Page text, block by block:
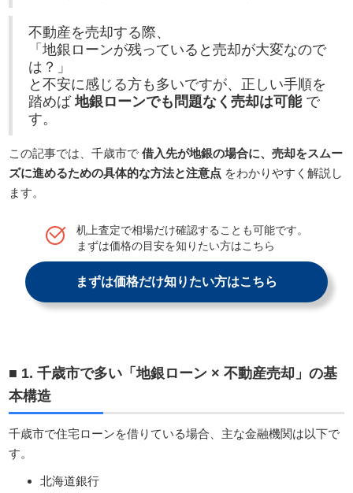
不動産を売却する際、
「地銀ローンが残っていると売却が大変なので
は？」
と不安に感じる方も多いですが、正しい手順を
踏めば地銀ローンでも問題なく売却は可能で
す。
この記事では、千歳市で借入先が地銀の場合に、売却をスムー
ズに進めるための具体的な方法と注意点 をわかりやすく解説し
ます。
机上査定で相場だけ確認することも可能です。
まずは価格の目安を知りたい方はこちら
まずは価格だけ知りたい方はこちら
■ 1. 千歳市で多い「地銀ローン × 不動産売却」の基
本構造
千歳市で住宅ローンを借りている場合、主な金融機関は以下で
す。
北海道銀行